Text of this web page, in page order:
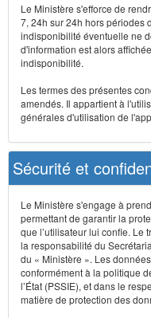
Le Ministère s'efforce de
7, 24h sur 24h hors périodes
indisponibilité éventuelle ne
d'information est alors
indisponibilité.
Les termes des présentes
amendés. Il appartient à
générales d'utilisation de
Sécurité et
Le Ministère s'engage à
permettant de garantir la
que l’utilisateur lui confie. Le
la responsabilité du
du « Ministère ». Les
conformément à la politique
l’État (PSSIE), et dans le
matière de protection des